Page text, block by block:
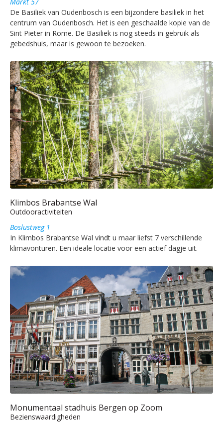
De Basiliek van Oudenbosch is een bijzondere basiliek in het
centrum van Oudenbosch. Het is een geschaalde kopie van de
Sint Pieter in Rome. De Basiliek is nog steeds in gebruik als
gebedshuis, maar is gewoon te bezoeken.
Klimbos Brabantse Wal
Outdooractiviteiten
Boslustweg 1
In Klimbos Brabantse Wal vindt u maar liefst 7 verschillende
klimavonturen. Een ideale locatie voor een actief dagje uit.
Monumentaal stadhuis Bergen op Zoom
Bezienswaardigheden